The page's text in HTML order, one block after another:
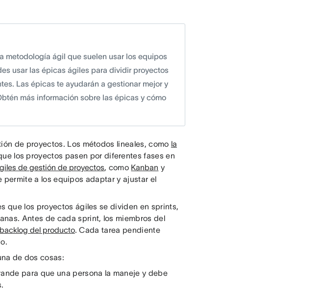
metodología ágil que suelen usar los equipos
usar las épicas ágiles para dividir proyectos
Las épicas te ayudarán a gestionar mejor y
más información sobre las épicas y cómo
de proyectos. Los métodos lineales, como la
los proyectos pasen por diferentes fases en
de gestión de proyectos, como Kanban y
permite a los equipos adaptar y ajustar el
que los proyectos ágiles se dividen en sprints,
Antes de cada sprint, los miembros del
backlog del producto. Cada tarea pendiente
de dos cosas:
para que una persona la maneje y debe